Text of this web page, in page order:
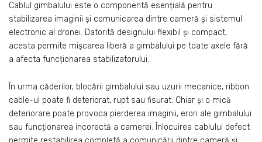
Cablul gimbalului este o componentă esențială pentru
stabilizarea imaginii și comunicarea dintre cameră și sistemul
electronic al dronei. Datorită designului flexibil și compact,
acesta permite mișcarea liberă a gimbalului pe toate axele fără
a afecta funcționarea stabilizatorului.
În urma căderilor, blocării gimbalului sau uzurii mecanice, ribbon
cable-ul poate fi deteriorat, rupt sau fisurat. Chiar și o mică
deteriorare poate provoca pierderea imaginii, erori ale gimbalului
sau funcționarea incorectă a camerei. Înlocuirea cablului defect